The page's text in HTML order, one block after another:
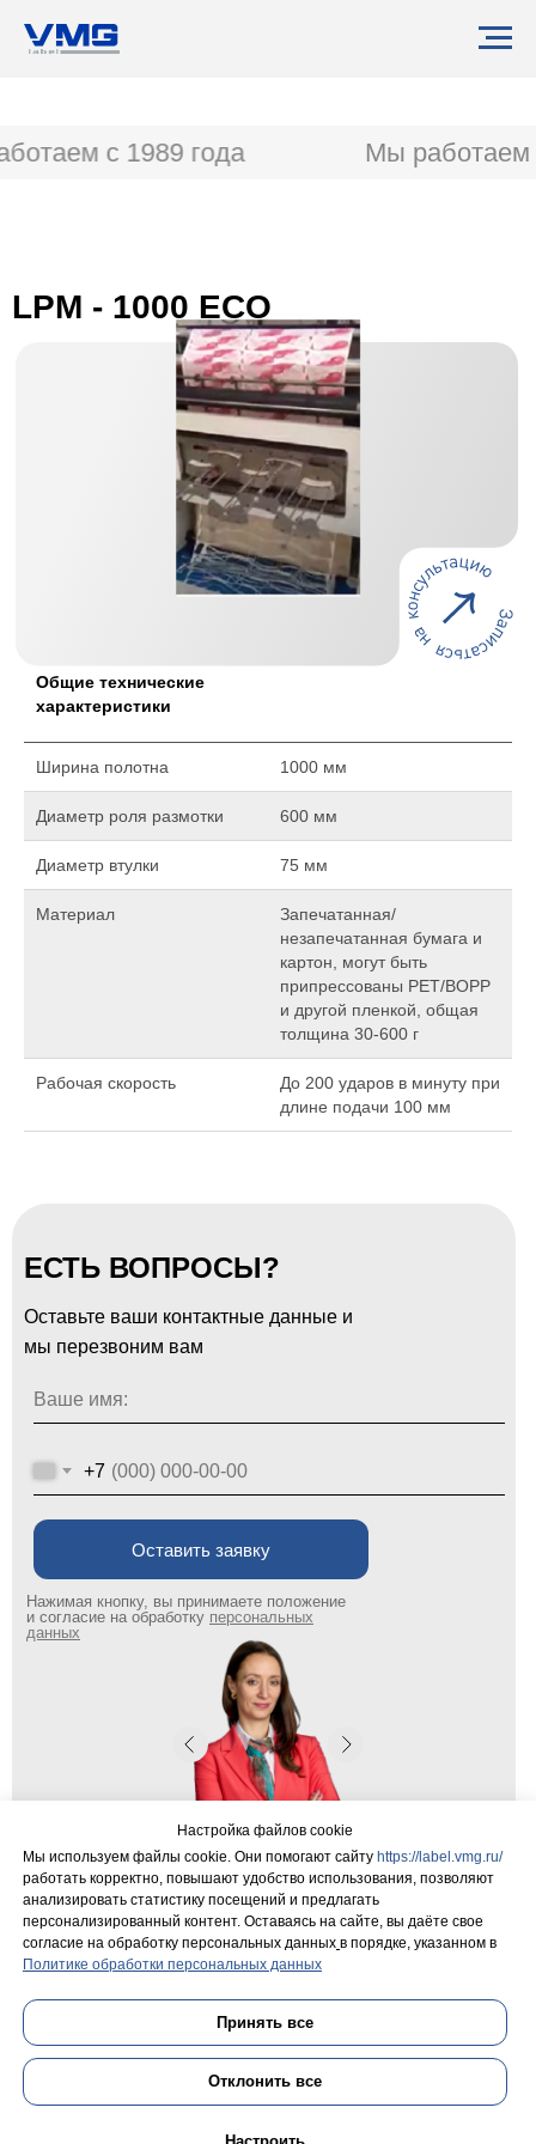
с 1989 года Мы работаем
LPM - 1000 ECO
Общие технические
характеристики
Ширина полотна 1000 мм
Диаметр роля размотки 600 мм
Диаметр втулки 75 мм
Материал
Запечатанная/
незапечатанная бумага и
картон, могут быть
припрессованы PET/BOPP
и другой пленкой, общая
толщина 30-600 г
Рабочая скорость
До 200 ударов в минуту при
длине подачи 100 мм
Нажимая кнопку, вы принимаете положение
и согласие на обработку персональных
данных
Ваше имя:
+7
Оставить заявку
ЕСТЬ ВОПРОСЫ?
Оставьте ваши контактные данные и
мы перезвоним вам
Менеджер по продажам
Владлена Сухова
Коммерческий директор Евгения
Емановская
поиск...
Настройка файлов cookie
Мы используем файлы cookie. Они помогают сайту https://label.vmg.ru/
работать корректно, повышают удобство использования, позволяют
анализировать статистику посещений и предлагать
персонализированный контент. Оставаясь на сайте, вы даёте свое
согласие на обработку персональных данных в порядке, указанном в
Политике обработки персональных данных
Принять все
Отклонить все